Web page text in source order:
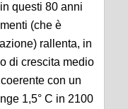
questi 80 anni
(che è
rallenta, in
di crescita medio
con un
1,5° C in 2100